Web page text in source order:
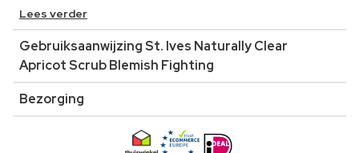
Lees verder
Gebruiksaanwijzing St. Ives Naturally Clear
Apricot Scrub Blemish Fighting
Bezorging